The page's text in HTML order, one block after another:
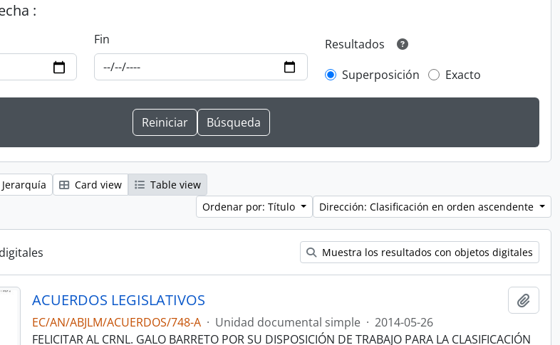
:
Fin
Resultados
Superposición
Exacto
Jerarquía Card view
Table view
Ordenar por: Título
Dirección: Clasificación en orden ascendente
Muestra los resultados con objetos digitales
ACUERDOS LEGISLATIVOS
EC/AN/ABJLM/ACUERDOS/748-A · Unidad documental simple · 2014-05-26
FELICITAR AL CRNL. GALO BARRETO POR SU DISPOSICIÓN DE TRABAJO PARA LA CLASIFICACIÓN